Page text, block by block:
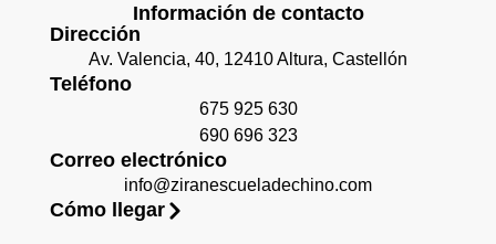
Información de contacto
Dirección
Av. Valencia, 40, 12410 Altura, Castellón
Teléfono
675 925 630
690 696 323
Correo electrónico
info@ziranescueladechino.com
Cómo llegar